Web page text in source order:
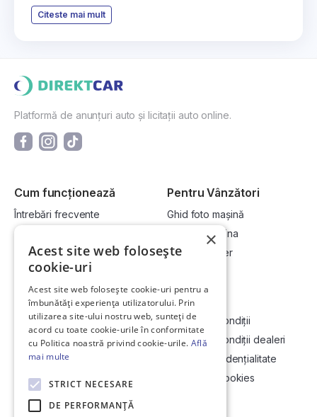
Citeste mai mult
Platformă de anunțuri auto și licitații auto online.
Cum funcționează
Întrebări frecvente
Cum vând la licitație?
Pentru Vânzători
Ghid foto mașină
Vinde-ți mașina
Devino dealer
Link-uri utile
Informații utile vizionare
Contact
Soluționarea Online a litigiilor
ANCP
Compania
Termeni și condiții
Termeni și condiții dealeri
Politică confidențialitate
Politica de cookies
×
Acest site web folosește
cookie-uri
Acest site web folosește cookie-uri pentru a
îmbunătăți experiența utilizatorului. Prin
utilizarea site-ului nostru web, sunteți de
acord cu toate cookie-urile în conformitate
cu Politica noastră privind cookie-urile. Află
mai multe
STRICT NECESARE
DE PERFORMANȚĂ